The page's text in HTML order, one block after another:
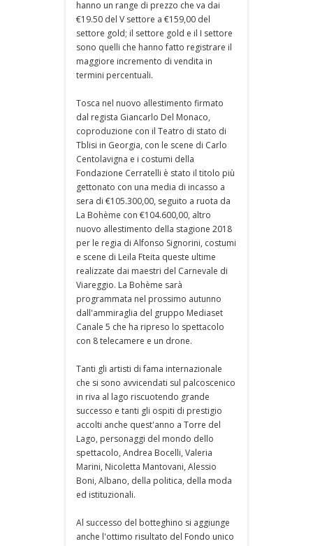
hanno un range di prezzo che va dai
€19.50 del V settore a €159,00 del
settore gold; il settore gold e il I settore
sono quelli che hanno fatto registrare il
maggiore incremento di vendita in
termini percentuali.
Tosca nel nuovo allestimento firmato
dal regista Giancarlo Del Monaco,
coproduzione con il Teatro di stato di
Tblisi in Georgia, con le scene di Carlo
Centolavigna e i costumi della
Fondazione Cerratelli è stato il titolo più
gettonato con una media di incasso a
sera di €105.300,00, seguito a ruota da
La Bohème con €104.600,00, altro
nuovo allestimento della stagione 2018
per le regia di Alfonso Signorini, costumi
e scene di Leila Fteita queste ultime
realizzate dai maestri del Carnevale di
Viareggio. La Bohème sarà
programmata nel prossimo autunno
dall'ammiraglia del gruppo Mediaset
Canale 5 che ha ripreso lo spettacolo
con 8 telecamere e un drone.
Tanti gli artisti di fama internazionale
che si sono avvicendati sul palcoscenico
in riva al lago riscuotendo grande
successo e tanti gli ospiti di prestigio
accolti anche quest'anno a Torre del
Lago, personaggi del mondo dello
spettacolo, Andrea Bocelli, Valeria
Marini, Nicoletta Mantovani, Alessio
Boni, Albano, della politica, della moda
ed istituzionali.
Al successo del botteghino si aggiunge
anche l'ottimo risultato del Fondo unico